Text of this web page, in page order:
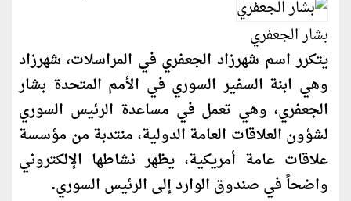
بشار الجعفري
يتكرر اسم شهرزاد الجعفري في المراسلات، شهرزاد
وهي ابنة السفير السوري في الأمم المتحدة بشار
الجعفري، وهي تعمل في مساعدة الرئيس السوري
لشؤون العلاقات العامة الدولية، منتدبة من مؤسسة
علاقات عامة أمريكية، يظهر نشاطها الإلكتروني
واضحاً في صندوق الوارد إلى الرئيس السوري.